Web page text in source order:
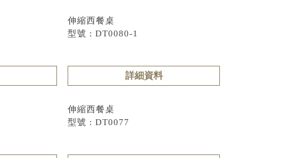
伸縮西餐桌
型號 : DT0080-1
詳細資料
伸縮西餐桌
型號 : DT0077